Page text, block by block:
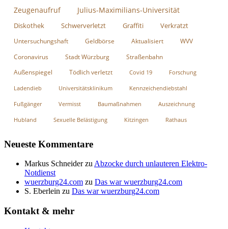
Zeugenaufruf
Julius-Maximilians-Universität
Diskothek Schwerverletzt Graffiti Verkratzt
Untersuchungshaft Geldbörse Aktualisiert
WVV
Coronavirus
Stadt Würzburg Straßenbahn
Außenspiegel Tödlich verletzt Covid 19 Forschung
Ladendieb Universitätsklinikum Kennzeichendiebstahl
Fußgänger Vermisst Baumaßnahmen Auszeichnung
Hubland Sexuelle Belästigung Kitzingen Rathaus
Neueste Kommentare
Markus Schneiderzu Abzocke durch unlauteren Elektro-
Notdienst
wuerzburg24.com zu Das war wuerzburg24.com
S. Eberlein zu Das war wuerzburg24.com
Kontakt & mehr